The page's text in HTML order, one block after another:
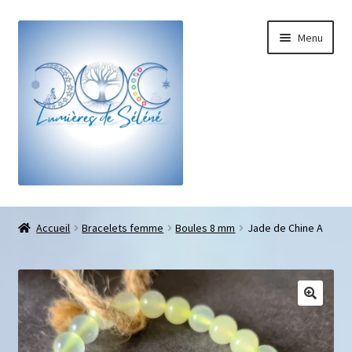
Menu
Boutique
Galets pouce anti-stress
Pendentifs sifflet et fioles
Accueil Bracelets femme Boules 8 mm Jade de Chine A